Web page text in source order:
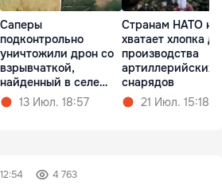
Саперы
подконтрольно
уничтожили дрон со
взрывчаткой,
найденный в селе
Копанка
13 Июл. 18:57
Странам НАТО не
хватает хлопка
производства
артиллерийских
снарядов
21 Июл. 15:18
4 763